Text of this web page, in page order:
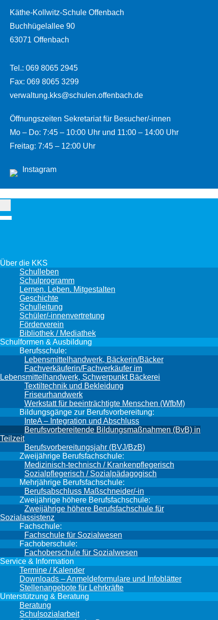
Käthe-Kollwitz-Schule Offenbach
Buchhügelallee 90
63071 Offenbach
Tel.: 069 8065 2945
Fax: 069 8065 3299
verwaltung.kks@schulen.offenbach.de
Öffnungszeiten Sekretariat für Besucher/-innen
Mo – Do: 7:45 – 10:00 Uhr und 11:00 – 14:00 Uhr
Freitag: 7:45 – 12:00 Uhr
Instagram
Über die KKS
Schulleben
Schulprogramm
Lernen. Leben. Mitgestalten
Geschichte
Schulleitung
Schüler/-innenvertretung
Förderverein
Bibliothek / Mediathek
Schulformen & Ausbildung
Berufsschule:
Lebensmittelhandwerk, Bäckerin/Bäcker
Fachverkäuferin/Fachverkäufer im
Lebensmittelhandwerk, Schwerpunkt Bäckerei
Textiltechnik und Bekleidung
Friseurhandwerk
Werkstatt für beeinträchtigte Menschen (WfbM)
Bildungsgänge zur Berufsvorbereitung:
InteA – Integration und Abschluss
Berufsvorbereitende Bildungsmaßnahmen (BvB) in
Teilzeit
Berufsvorbereitungsjahr (BVJ/BzB)
Zweijährige Berufsfachschule:
Medizinisch-technisch / Krankenpflegerisch
Sozialpflegerisch / Sozialpädagogisch
Mehrjährige Berufsfachschule:
Berufsabschluss Maßschneider/-in
Zweijährige höhere Berufsfachschule:
Zweijährige höhere Berufsfachschule für
Sozialassistenz
Fachschule:
Fachschule für Sozialwesen
Fachoberschule:
Fachoberschule für Sozialwesen
Service & Information
Termine / Kalender
Downloads – Anmeldeformulare und Infoblätter
Stellenangebote für Lehrkräfte
Unterstützung & Beratung
Beratung
Schulsozialarbeit